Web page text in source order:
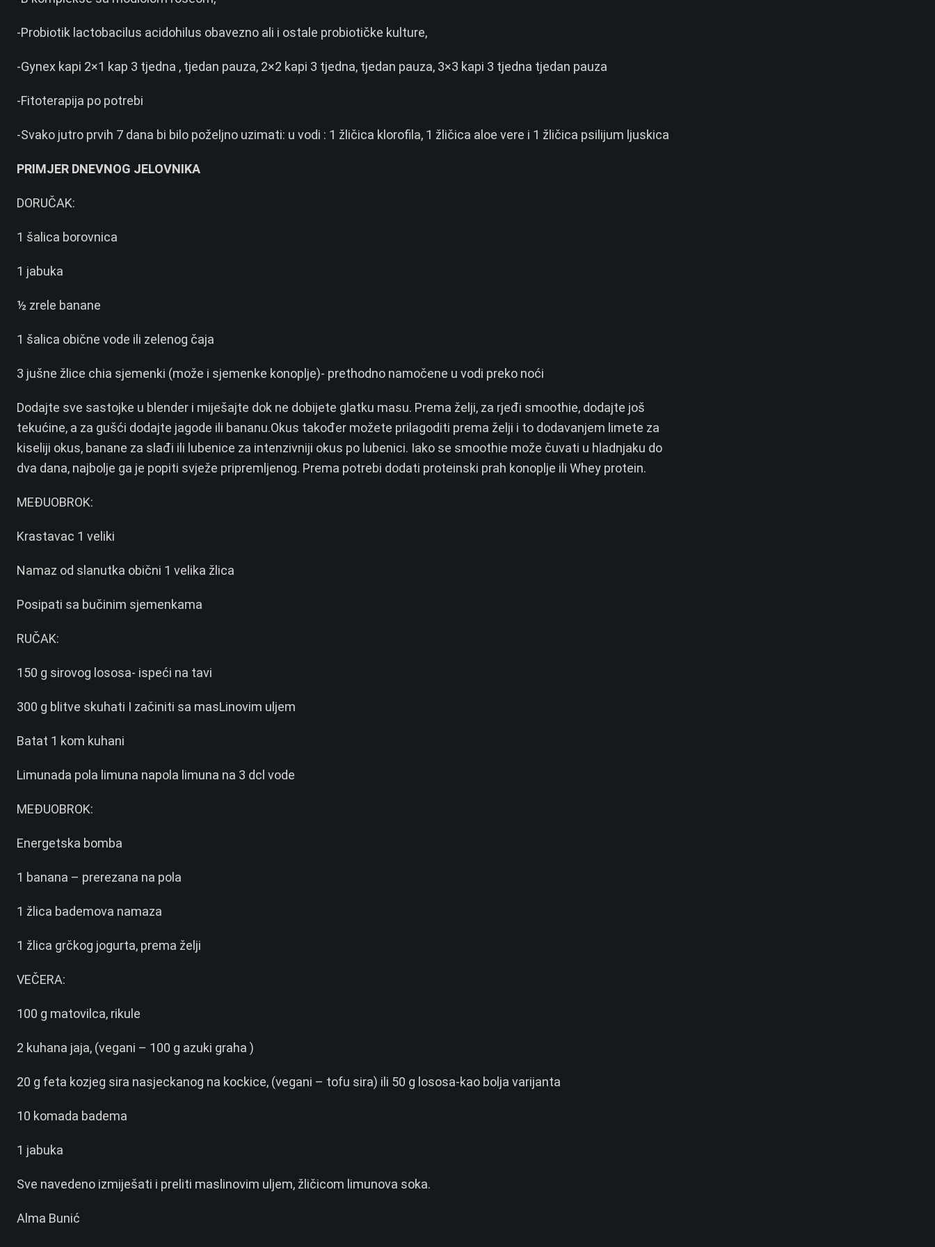
-Probiotik lactobacilus acidohilus obavezno ali i ostale probiotičke kulture,
-Gynex kapi 2×1 kap 3 tjedna , tjedan pauza, 2×2 kapi 3 tjedna, tjedan pauza, 3×3 kapi 3 tjedna tjedan pauza
-Fitoterapija po potrebi
-Svako jutro prvih 7 dana bi bilo poželjno uzimati: u vodi : 1 žličica klorofila, 1 žličica aloe vere i 1 žličica psilijum ljuskica
PRIMJER DNEVNOG JELOVNIKA
DORUČAK:
1 šalica borovnica
1 jabuka
½ zrele banane
1 šalica obične vode ili zelenog čaja
3 jušne žlice chia sjemenki (može i sjemenke konoplje)- prethodno namočene u vodi preko noći
Dodajte sve sastojke u blender i miješajte dok ne dobijete glatku masu. Prema želji, za rjeđi smoothie, dodajte još
tekućine, a za gušći dodajte jagode ili bananu.Okus također možete prilagoditi prema želji i to dodavanjem limete za
kiseliji okus, banane za slađi ili lubenice za intenzivniji okus po lubenici. Iako se smoothie može čuvati u hladnjaku do
dva dana, najbolje ga je popiti svježe pripremljenog. Prema potrebi dodati proteinski prah konoplje ili Whey protein.
MEĐUOBROK:
Krastavac 1 veliki
Namaz od slanutka obični 1 velika žlica
Posipati sa bučinim sjemenkama
RUČAK:
150 g sirovog lososa- ispeći na tavi
300 g blitve skuhati I začiniti sa masLinovim uljem
Batat 1 kom kuhani
Limunada pola limuna napola limuna na 3 dcl vode
MEĐUOBROK:
Energetska bomba
1 banana – prerezana na pola
1 žlica bademova namaza
1 žlica grčkog jogurta, prema želji
VEČERA:
100 g matovilca, rikule
2 kuhana jaja, (vegani – 100 g azuki graha )
20 g feta kozjeg sira nasjeckanog na kockice, (vegani – tofu sira) ili 50 g lososa-kao bolja varijanta
10 komada badema
1 jabuka
Sve navedeno izmiješati i preliti maslinovim uljem, žličicom limunova soka.
Alma Bunić